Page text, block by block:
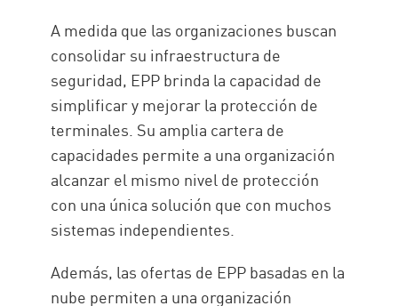
A medida que las organizaciones buscan
consolidar su infraestructura de
seguridad, EPP brinda la capacidad de
simplificar y mejorar la protección de
terminales. Su amplia cartera de
capacidades permite a una organización
alcanzar el mismo nivel de protección
con una única solución que con muchos
sistemas independientes.
Además, las ofertas de EPP basadas en la
nube permiten a una organización